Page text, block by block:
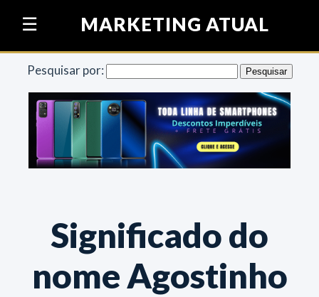
☰ MARKETING ATUAL
Pesquisar por:
Significado do
nome Agostinho